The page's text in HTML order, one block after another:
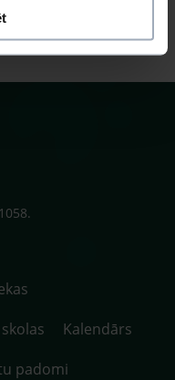
Kalendārs
padomi